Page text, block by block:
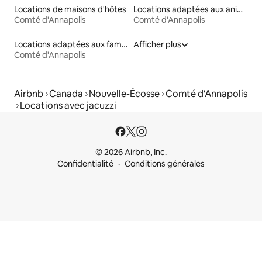
Locations de maisons d'hôtes
Comté d'Annapolis
Locations adaptées aux animaux
Comté d'Annapolis
Locations adaptées aux familles
Comté d'Annapolis
Afficher plus
Airbnb Canada Nouvelle-Écosse Comté d'Annapolis
Locations avec jacuzzi
© 2026 Airbnb, Inc.
Confidentialité
Conditions générales